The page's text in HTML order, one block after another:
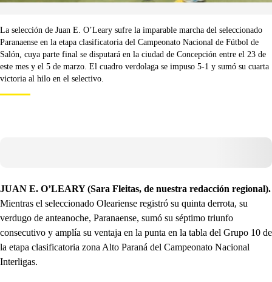
La selección de Juan E. O’Leary sufre la imparable marcha del seleccionado
Paranaense en la etapa clasificatoria del Campeonato Nacional de Fútbol de
Salón, cuya parte final se disputará en la ciudad de Concepción entre el 23 de
este mes y el 5 de marzo. El cuadro verdolaga se impuso 5-1 y sumó su cuarta
victoria al hilo en el selectivo.
JUAN E. O’LEARY (Sara Fleitas, de nuestra redacción regional).
Mientras el seleccionado Oleariense registró su quinta derrota, su
verdugo de anteanoche, Paranaense, sumó su séptimo triunfo
consecutivo y amplía su ventaja en la punta en la tabla del Grupo 10 de
la etapa clasificatoria zona Alto Paraná del Campeonato Nacional
Interligas.